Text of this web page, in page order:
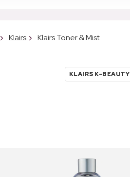
Klairs Klairs Toner & Mist
KLAIRS K-BEAUTY